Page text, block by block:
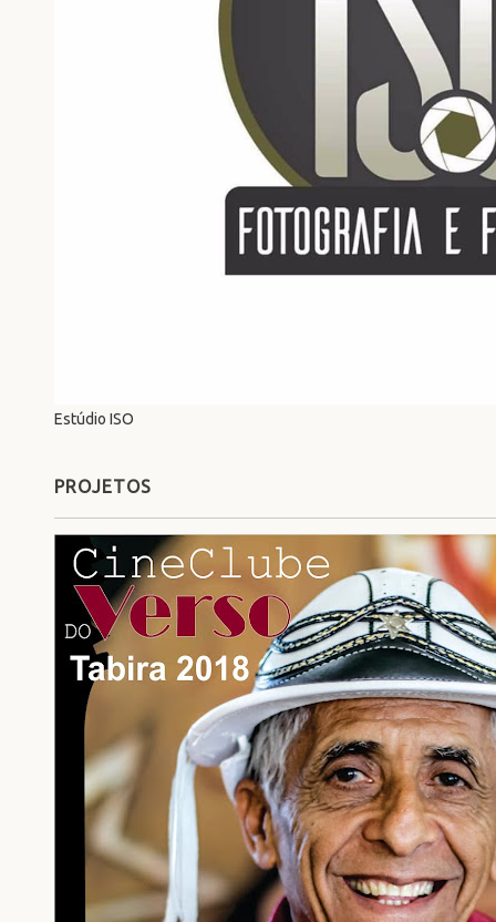
Estúdio ISO
PROJETOS